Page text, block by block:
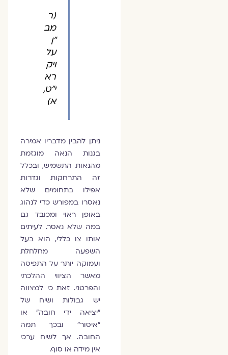
(ר
מב
"ן
על
ויק
רא
י"ט,
א)
ניתן להבין מדבריו אמירה
בגנות הנאה מוגזמת
מהנאות התשמיש, ובכלל
זה התרחקות וגדרות
אפילו בתחומים שלא
נאסרו במפורש כדי לנהוג
באופן ראוי ומכובד גם
במה שלא נאסר. לעיתים
אותו צו כללי, הוא בעל
השפעה מחלחלת
ועמוקה יותר על התפיסה
מאשר הציווי ההלכתי
והפרטני. זאת כי למצווה
יש גבולות ושיח של
"יציאה ידי חובה" או
"איסור" ובכך תמה
החובה. אך לשיח ערכי
אין מידה או סוף.